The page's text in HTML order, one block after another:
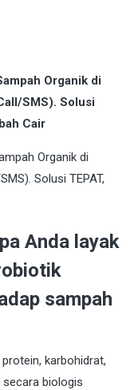
Organik di
SMS). Solusi
Cair
Anda layak
sampah
karbohidrat,
secara biologis